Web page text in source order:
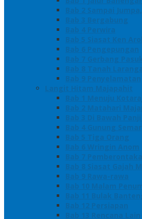
Bab 2 Sampai
Bab 3 Bergabung
Bab 4 Perwira
Bab 5 Siasat Ken
Bab 6 Pengepungan
Bab 7 Gerbang
Bab 8 Tanah
Bab 9 Penyelamatan
Langit Hitam Majapahit
Bab 1 Menuju
Bab 2 Matahari
Bab 3 Di Bawah
Bab 4 Gunung Semar
Bab 5 Tiga Orang
Bab 6 Wringin Anom
Bab 7
Bab 8 Siasat Gajah
Bab 9 Rawa-rawa
Bab 10 Malam
Bab 11 Bulak
Bab 12 Persiapan
Bab 13 Rencana Lain